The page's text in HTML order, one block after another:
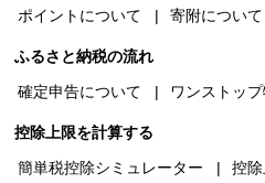
ポイントについて
寄附について
ふるさと納税の流れ
確定申告について
ワンストッ
控除上限を計算する
簡単税控除シミュレーター
控